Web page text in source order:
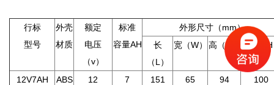
行标
型号
外壳
材质
额定
电压
（v）
标准
容量AH
外形尺寸（mm）
长
（L ）
宽（W） 高（H 总高（ H
12V7AH ABS 12 7 151 65 94
100